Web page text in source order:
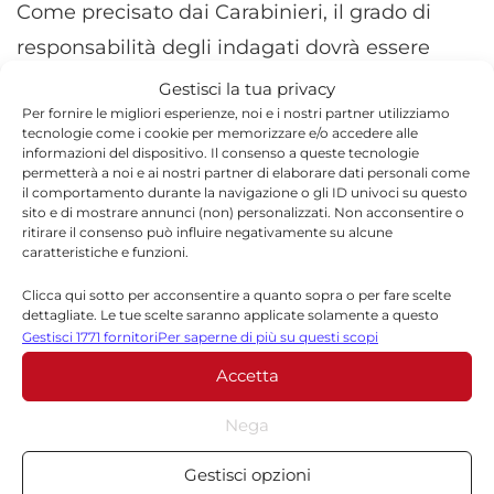
Gestisci la tua privacy
Per fornire le migliori esperienze, noi e i nostri partner utilizziamo
tecnologie come i cookie per memorizzare e/o accedere alle
informazioni del dispositivo. Il consenso a queste tecnologie
permetterà a noi e ai nostri partner di elaborare dati personali come
il comportamento durante la navigazione o gli ID univoci su questo
sito e di mostrare annunci (non) personalizzati. Non acconsentire o
ritirare il consenso può influire negativamente su alcune
caratteristiche e funzioni.
Clicca qui sotto per acconsentire a quanto sopra o per fare scelte
dettagliate. Le tue scelte saranno applicate solamente a questo
sito. È possibile modificare le impostazioni in qualsiasi momento,
compreso il ritiro del consenso, utilizzando i pulsanti della Cookie
Policy o cliccando sul pulsante di gestione del consenso nella parte
inferiore dello schermo.
Statistiche
Archiviare informazioni su dispositivo e/o accedervi, Misurare le
Gestisci 1771 fornitoriPer saperne di più su questi scopi
Accetta
Nega
Gestisci opzioni
Come precisato dai Carabinieri, il grado di
responsabilità degli indagati dovrà essere
accertato nelle successive fasi giudiziarie,
secondo quanto previsto dalla legge.
TORNA IN CRONACA
Redazione
La redazione di Quotidianodiragusa.it è composta